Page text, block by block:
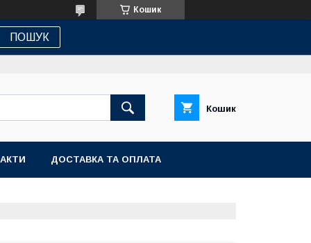
Кошик
ПОШУК
Кошик
ДОСТАВКА ТА ОПЛАТА